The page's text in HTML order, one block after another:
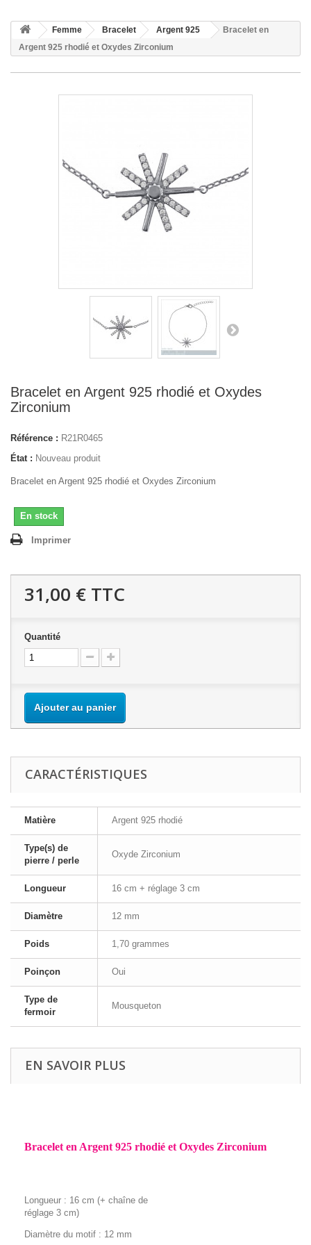
Femme Bracelet Argent 925
Bracelet en
Argent 925 rhodié et Oxydes Zirconium
Bracelet en Argent 925 rhodié et Oxydes
Zirconium
Référence : R21R0465
État : Nouveau produit
Bracelet en Argent 925 rhodié et Oxydes Zirconium
En stock
Imprimer
31,00 € TTC
Quantité
Ajouter au panier
CARACTÉRISTIQUES
Matière Argent 925 rhodié
Type(s) de
pierre / perle
Oxyde Zirconium
Longueur 16 cm + réglage 3 cm
Diamètre 12 mm
Poids 1,70 grammes
Poinçon Oui
Type de
fermoir
Mousqueton
EN SAVOIR PLUS
Bracelet en Argent 925 rhodié et Oxydes Zirconium
Longueur : 16 cm (+ chaîne de
réglage 3 cm)
Diamètre du motif : 12 mm